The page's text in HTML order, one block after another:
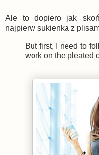
Ale to dopiero jak
najpierw sukienka z
But first, I need to
work on the pleated